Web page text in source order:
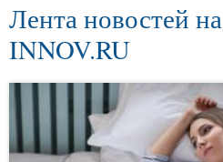
Лента новостей на
INNOV.RU